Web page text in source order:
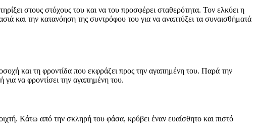
στους στόχους του και να του προσφέρει σταθερότητα. Τον ελκύει η
και την κατανόηση της συντρόφου του για να αναπτύξει τα συναισθήματά
και τη φροντίδα που εκφράζει προς την αγαπημένη του. Παρά την
για να φροντίσει την αγαπημένη του.
Κάτω από την σκληρή του φάσα, κρύβει έναν ευαίσθητο και πιστό